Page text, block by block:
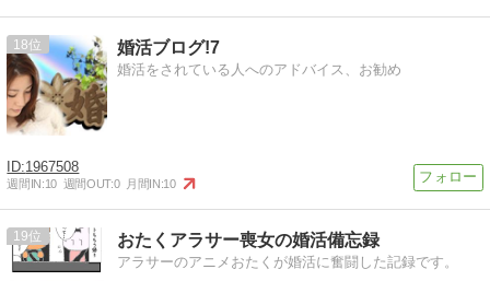
18 婚活ブログ!7
婚活をされている人へのアドバイス、お勧め
1967508
週間IN:10 週間OUT:0 月間IN:10
19 おたくアラサー喪女の婚活備忘録
アラサーのアニメおたくが婚活に奮闘した記録です。